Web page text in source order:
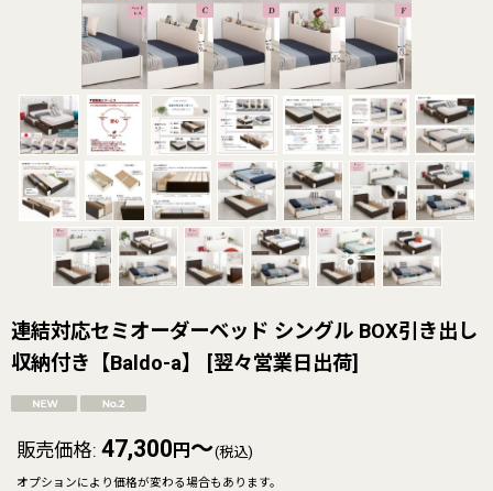
連結対応セミオーダーベッド シングル BOX引き出し
収納付き【Baldo-a】
[翌々営業日出荷]
販売価格: 47,300 円 ～(税込)
オプションにより価格が変わる場合もあります。